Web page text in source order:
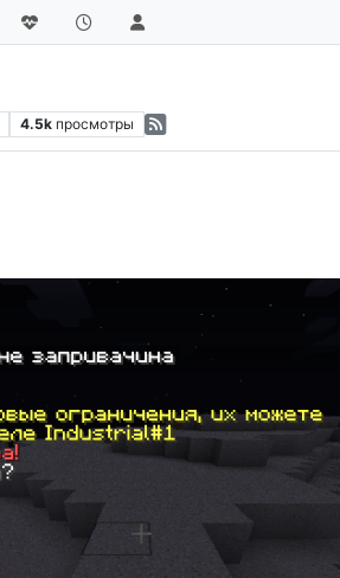
4.5k просмотры